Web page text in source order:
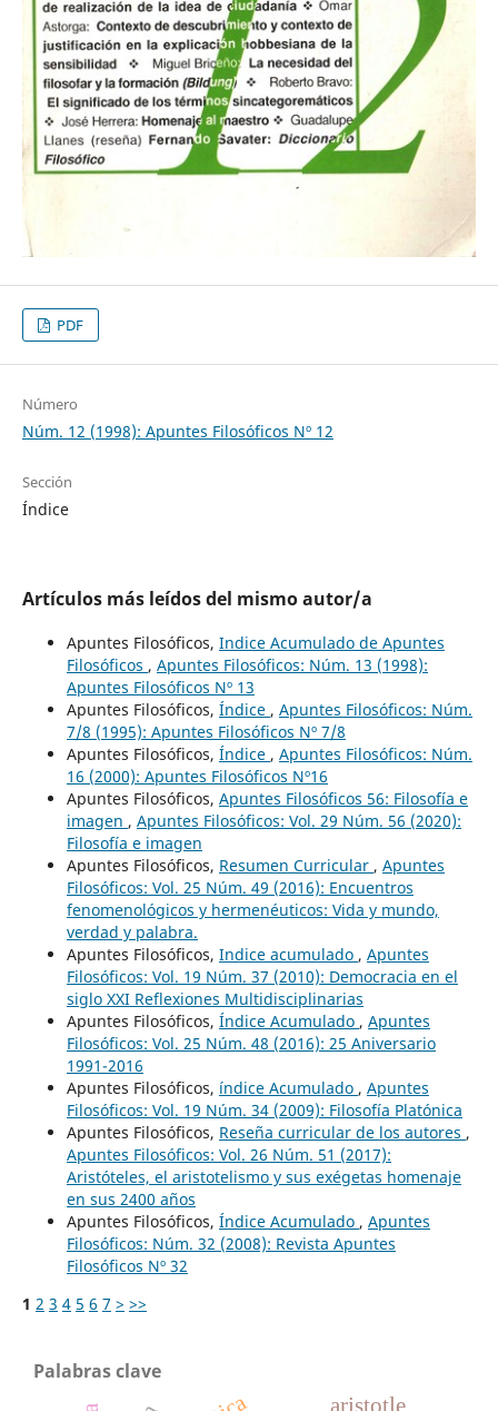
PDF
Número
Núm. 12 (1998): Apuntes Filosóficos Nº 12
Sección
Índice
Artículos más leídos del mismo autor/a
Apuntes Filosóficos, Indice Acumulado de Apuntes
Filosóficos , Apuntes Filosóficos: Núm. 13 (1998):
Apuntes Filosóficos Nº 13
Apuntes Filosóficos, Índice , Apuntes Filosóficos: Núm.
7/8 (1995): Apuntes Filosóficos Nº 7/8
Apuntes Filosóficos, Índice , Apuntes Filosóficos: Núm.
16 (2000): Apuntes Filosóficos Nº16
Apuntes Filosóficos, Apuntes Filosóficos 56: Filosofía e
imagen , Apuntes Filosóficos: Vol. 29 Núm. 56 (2020):
Filosofía e imagen
Apuntes Filosóficos, Resumen Curricular , Apuntes
Filosóficos: Vol. 25 Núm. 49 (2016): Encuentros
fenomenológicos y hermenéuticos: Vida y mundo,
verdad y palabra.
Apuntes Filosóficos, Indice acumulado , Apuntes
Filosóficos: Vol. 19 Núm. 37 (2010): Democracia en el
siglo XXI Reflexiones Multidisciplinarias
Apuntes Filosóficos, Índice Acumulado , Apuntes
Filosóficos: Vol. 25 Núm. 48 (2016): 25 Aniversario
1991-2016
Apuntes Filosóficos, índice Acumulado , Apuntes
Filosóficos: Vol. 19 Núm. 34 (2009): Filosofía Platónica
Apuntes Filosóficos, Reseña curricular de los autores ,
Apuntes Filosóficos: Vol. 26 Núm. 51 (2017):
Aristóteles, el aristotelismo y sus exégetas homenaje
en sus 2400 años
Apuntes Filosóficos, Índice Acumulado , Apuntes
Filosóficos: Núm. 32 (2008): Revista Apuntes
Filosóficos Nº 32
1 2 3 4 5 6 7 > >>
Palabras clave
aristotle